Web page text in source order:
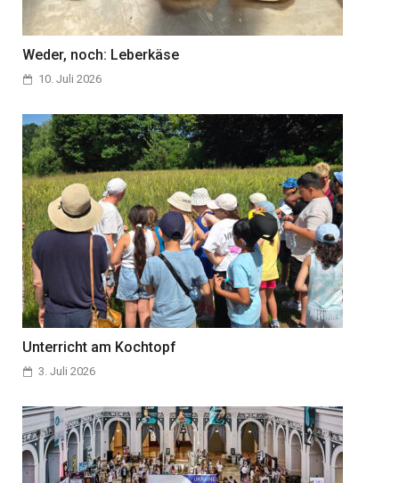
Weder, noch: Leberkäse
10. Juli 2026
Unterricht am Kochtopf
3. Juli 2026